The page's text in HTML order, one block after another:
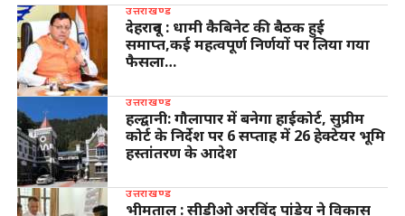
उत्तराखण्ड
देहरादून : धामी कैबिनेट की बैठक हुई
समाप्त,कई महत्वपूर्ण निर्णयों पर लिया गया
फैसला…
उत्तराखण्ड
हल्द्वानी: गौलापार में बनेगा हाईकोर्ट, सुप्रीम
कोर्ट के निर्देश पर 6 सप्ताह में 26 हेक्टेयर भूमि
हस्तांतरण के आदेश
उत्तराखण्ड
भीमताल : सीडीओ अरविंद पांडेय ने विकास